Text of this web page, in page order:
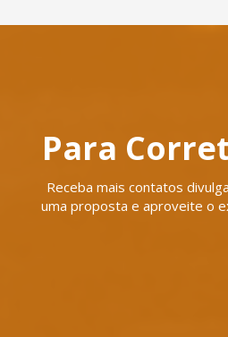
Para
Receba mais contatos
uma proposta e aproveite o